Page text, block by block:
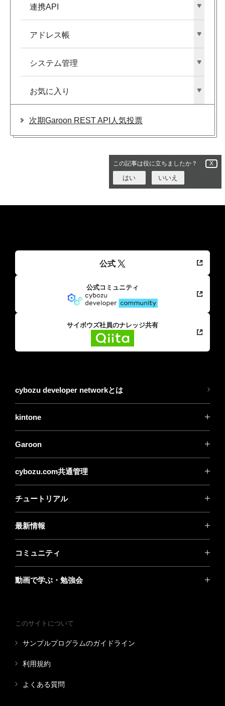
連携API
アドレス帳
システム管理
お気に入り
次期Garoon REST API人気投票
この記事は役に立ちましたか？ X
はい いいえ
公式
公式コミュニティ
サイボウズ社員のナレッジ共有
cybozu developer networkとは
kintone
Garoon
cybozu.com共通管理
チュートリアル
最新情報
コミュニティ
動画で学ぶ・勉強会
このサイトについて
サンプルプログラムのガイドライン
利用規約
よくある質問